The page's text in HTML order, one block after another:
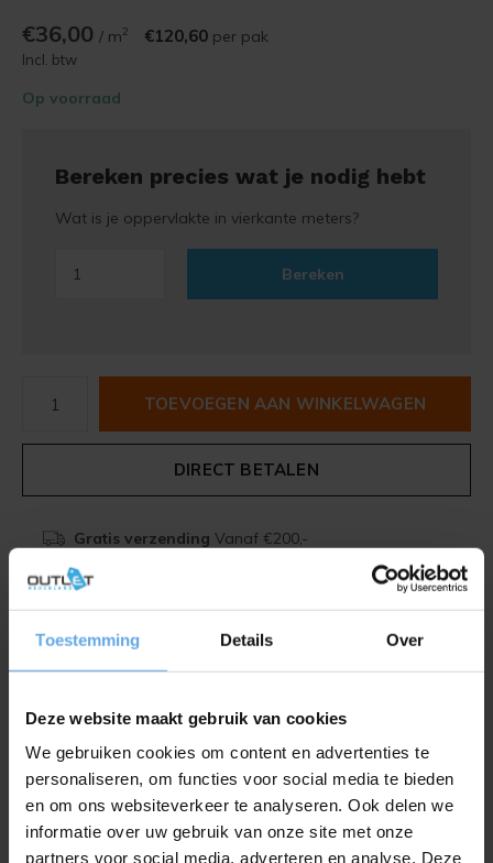
Toestemming Details Over
Deze website maakt gebruik van cookies
We gebruiken cookies om content en advertenties te
personaliseren, om functies voor social media te bieden
en om ons websiteverkeer te analyseren. Ook delen we
informatie over uw gebruik van onze site met onze
partners voor social media, adverteren en analyse. Deze
€36,00 / m2 €120,60 per pak
Incl. btw
Op voorraad
Bereken precies wat je nodig hebt
Wat is je oppervlakte in vierkante meters?
Bereken
TOEVOEGEN AAN WINKELWAGEN
DIRECT BETALEN
Gratis verzending Vanaf €200,-
Beschrijving
Toevoegen aan vergelijking
Productomschrijving